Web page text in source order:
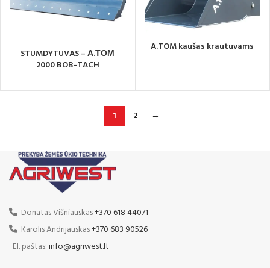
STUMDYTUVAS – А.ТОМ
2000 BOB-TACH
A.TOM kaušas krautuvams
1 2 →
Donatas Višniauskas+370 618 44071
Karolis Andrijauskas+370 683 90526
El. paštas:info@agriwest.lt